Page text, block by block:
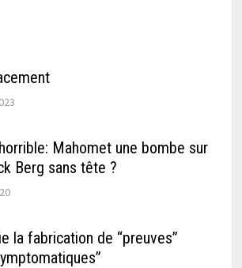
Mahomet une bombe sur
Berg sans tête ?
la fabrication de “preuves”